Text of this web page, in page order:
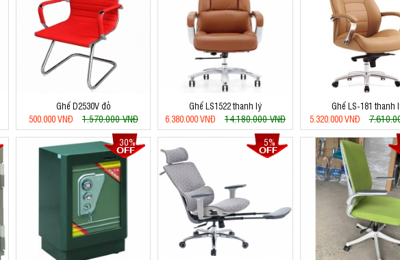
Ghế D2530V đỏ
500.000 VNĐ
1.570.000 VNĐ
Ghế LS1522 thanh lý
6.380.000 VNĐ
14.180.000 VNĐ
Ghế LS-181 thanh
5.320.000 VNĐ
30% 5%